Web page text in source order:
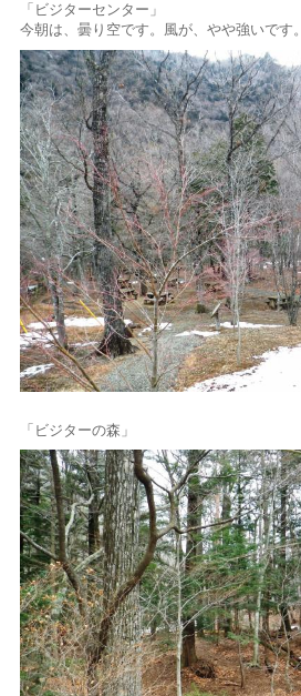
「ビジターセンター」
今朝は、曇り空です。風が、やや強いです。
「ビジターの森」